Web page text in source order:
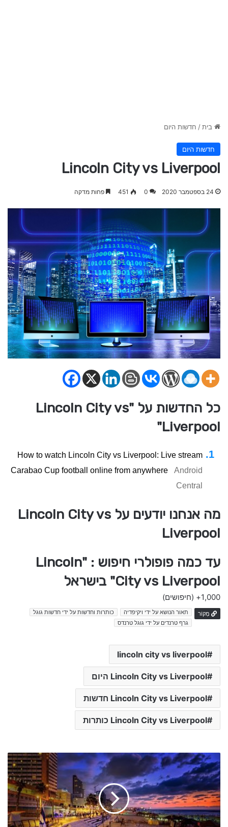
בית/ חדשות היום
חדשות היום
Lincoln City vs Liverpool
24 בספטמבר 2020 0
451 פחות מדקה
כל החדשות על "Lincoln City vs
Liverpool"
How to watch Lincoln City vs Liverpool: Live stream
Carabao Cup football online from anywhere
Android
Central
מה אנחנו יודעים על Lincoln City vs
Liverpool
עד כמה פופולרי חיפוש : "Lincoln
City vs Liverpool" בישראל
1,000+ (חיפושים)
מָקוֹר תאור הנושא על ידי ויקיפדיה
כותרות וחדשות על ידי חדשות גוגל
גרף טרנדים על ידי גוגל טרנדס
lincoln city vs liverpool
Lincoln City vs Liverpool היום
Lincoln City vs Liverpool חדשות
Lincoln City vs Liverpool כותרות
u
l
i
e
t
t